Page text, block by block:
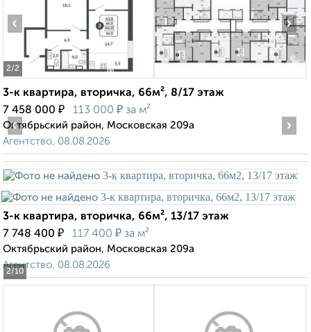
2/2
‹ ›
3-к квартира, вторичка, 66м², 8/17 этаж
7 458 000 ₽ 113 000 ₽ за м²
Октябрьский район, Московская 209а
Агентство, 08.08.2026
2/10
‹ ›
3-к квартира, вторичка, 66м², 13/17 этаж
7 748 400 ₽ 117 400 ₽ за м²
Октябрьский район, Московская 209а
Агентство, 08.08.2026